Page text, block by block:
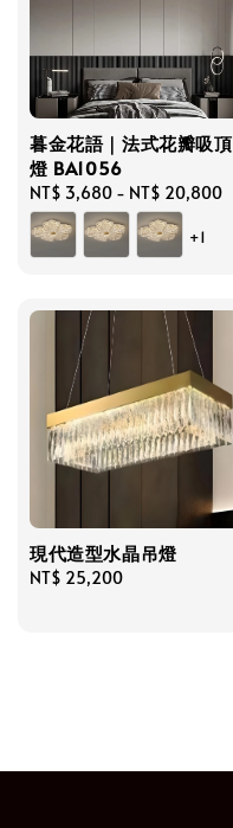
暮金花語｜法式花瓣吸頂
燈 BA1056
Regular
price
NT$ 3,680 - NT$ 20,800
+1
現代造型水晶吊燈
Regular
NT$ 25,200